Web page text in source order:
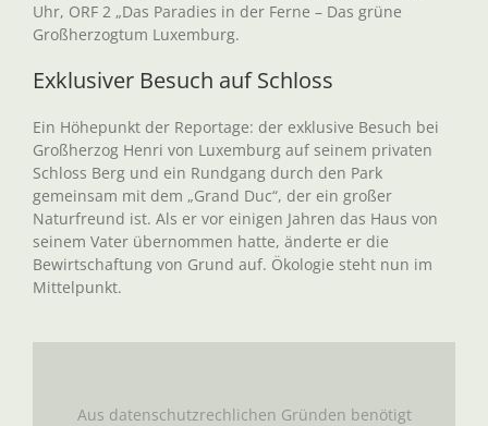
Uhr, ORF 2 „Das Paradies in der Ferne – Das grüne
Großherzogtum Luxemburg.
Exklusiver Besuch auf Schloss
Ein Höhepunkt der Reportage: der exklusive Besuch bei
Großherzog Henri von Luxemburg auf seinem privaten
Schloss Berg und ein Rundgang durch den Park
gemeinsam mit dem „Grand Duc“, der ein großer
Naturfreund ist. Als er vor einigen Jahren das Haus von
seinem Vater übernommen hatte, änderte er die
Bewirtschaftung von Grund auf. Ökologie steht nun im
Mittelpunkt.
Aus datenschutzrechlichen Gründen benötigt